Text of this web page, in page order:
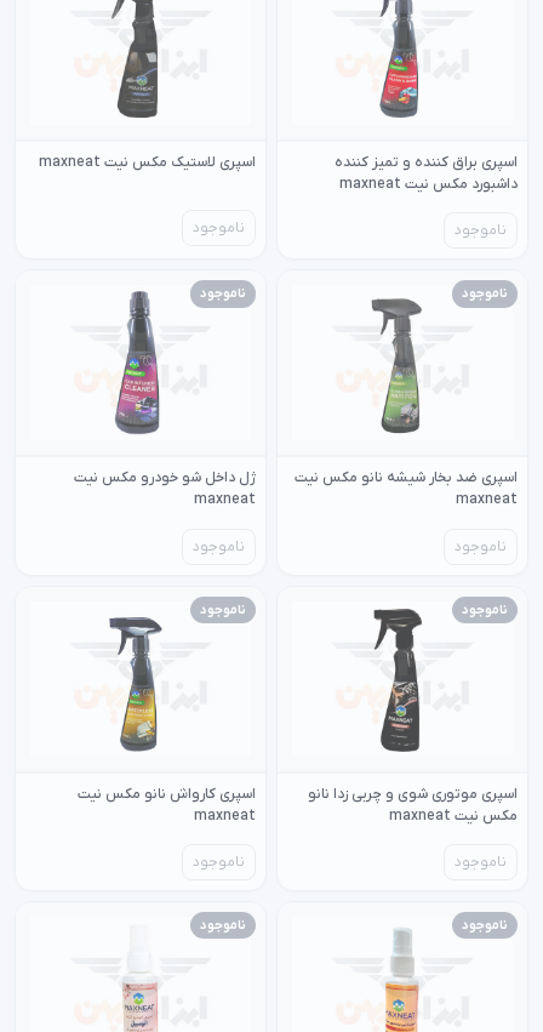
اسپری براق کننده و تمیز کننده
داشبورد مکس نیت maxneat
ناموجود
اسپری لاستیک مکس نیت maxneat
ناموجود
ناموجود
اسپری ضد بخار شیشه نانو مکس نیت
maxneat
ناموجود
ناموجود
ژل داخل شو خودرو مکس نیت
maxneat
ناموجود
ناموجود
اسپری موتوری شوی و چربی زدا نانو
مکس نیت maxneat
ناموجود
ناموجود
اسپری کارواش نانو مکس نیت
maxneat
ناموجود
ناموجود ناموجود